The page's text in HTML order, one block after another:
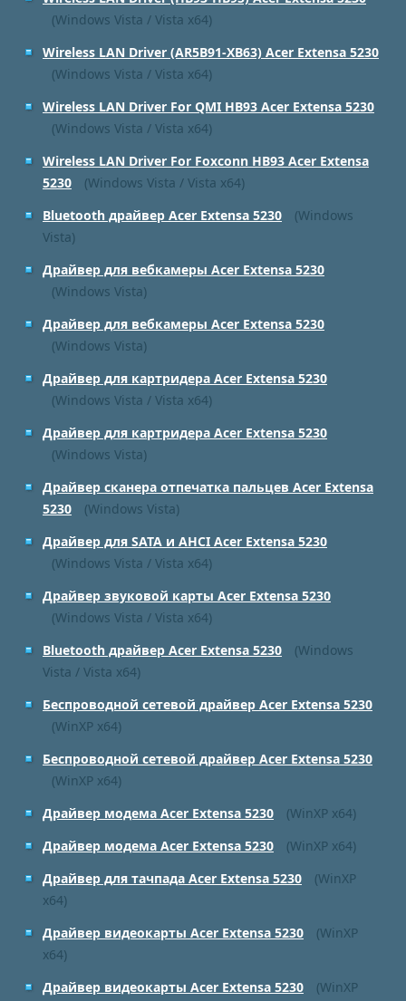
(Windows Vista / Vista x64)
Wireless LAN Driver (AR5B91-XB63) Acer Extensa 5230
(Windows Vista / Vista x64)
Wireless LAN Driver For QMI HB93 Acer Extensa 5230
(Windows Vista / Vista x64)
Wireless LAN Driver For Foxconn HB93 Acer Extensa
5230
(Windows Vista / Vista x64)
Bluetooth драйвер Acer Extensa 5230
(Windows
Vista)
Драйвер для вебкамеры Acer Extensa 5230
(Windows Vista)
Драйвер для вебкамеры Acer Extensa 5230
(Windows Vista)
Драйвер для картридера Acer Extensa 5230
(Windows Vista / Vista x64)
Драйвер для картридера Acer Extensa 5230
(Windows Vista)
Драйвер сканера отпечатка пальцев Acer Extensa
5230
(Windows Vista)
Драйвер для SATA и AHCI Acer Extensa 5230
(Windows Vista / Vista x64)
Драйвер звуковой карты Acer Extensa 5230
(Windows Vista / Vista x64)
Bluetooth драйвер Acer Extensa 5230
(Windows
Vista / Vista x64)
Беспроводной сетевой драйвер Acer Extensa 5230
(WinXP x64)
Беспроводной сетевой драйвер Acer Extensa 5230
(WinXP x64)
Драйвер модема Acer Extensa 5230
(WinXP x64)
Драйвер модема Acer Extensa 5230
(WinXP x64)
Драйвер для тачпада Acer Extensa 5230
(WinXP
x64)
Драйвер видеокарты Acer Extensa 5230
(WinXP
x64)
Драйвер видеокарты Acer Extensa 5230
(WinXP